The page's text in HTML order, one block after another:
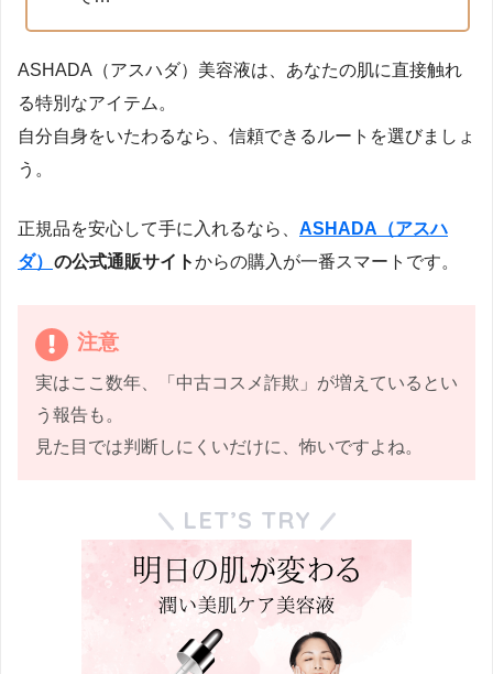
ASHADA（アスハダ）美容液は、あなたの肌に直接触れ
る特別なアイテム。
自分自身をいたわるなら、信頼できるルートを選びましょ
う。
正規品を安心して手に入れるなら、 ASHADA（アスハ
ダ） の公式通販サイトからの購入が一番スマートです。
注意
実はここ数年、「中古コスメ詐欺」が増えているとい
う報告も。
見た目では判断しにくいだけに、怖いですよね。
LET’S TRY